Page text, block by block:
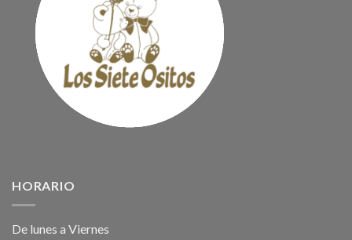
HORARIO
De lunes a Viernes